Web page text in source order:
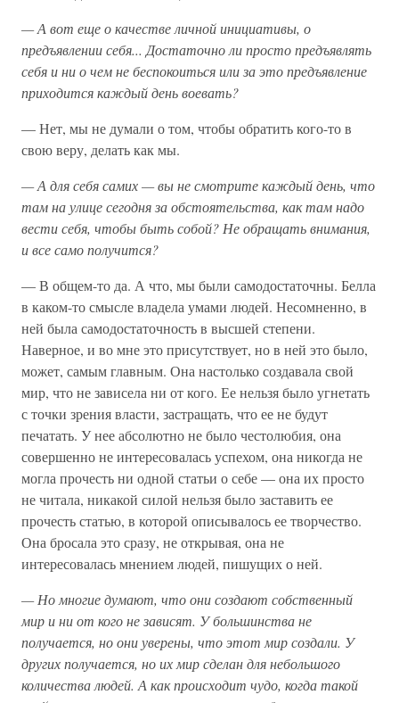
—Авот ещеокачествеличнойинициативы, о
предъявлениисебя... Достаточнолипростопредъявлять
себяиниочемнебеспокоитьсяилизаэтопредъявление
приходитсякаждыйденьвоевать?
— Нет, мы не думали о том, чтобы обратить кого-то в
свою веру, делать как мы.
—Адлясебясамих —вынесмотритекаждыйдень, что
тамнаулицесегоднязаобстоятельства, кактамнадо
вестисебя, чтобыбытьсобой?Необращатьвнимания,
ивсесамополучится?
— В общем-то да. А что, мы были самодостаточны. Белла
в каком-то смысле владела умами людей. Несомненно, в
ней была самодостаточность в высшей степени.
Наверное, и во мне это присутствует, но в ней это было,
может, самым главным. Она настолько создавала свой
мир, что не зависела ни от кого. Ее нельзя было угнетать
с точки зрения власти, застращать, что ее не будут
печатать. У нее абсолютно не было честолюбия, она
совершенно не интересовалась успехом, она никогда не
могла прочесть ни одной статьи о себе — она их просто
не читала, никакой силой нельзя было заставить ее
прочесть статью, в которой описывалось ее творчество.
Она бросала это сразу, не открывая, она не
интересовалась мнением людей, пишущих о ней.
—Номногиедумают, чтоонисоздают собственный
мириниот когонезависят. Убольшинстване
получается, ноониуверены, чтоэтот мирсоздали. У
другихполучается, ноихмирсделандлянебольшого
количествалюдей. Акакпроисходит чудо, когдатакой